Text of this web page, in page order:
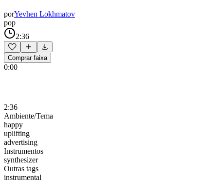
porYevhen Lokhmatov
pop
2:36
Comprar faixa
0:00
2:36
Ambiente/Tema
happy
uplifting
advertising
Instrumentos
synthesizer
Outras tags
instrumental